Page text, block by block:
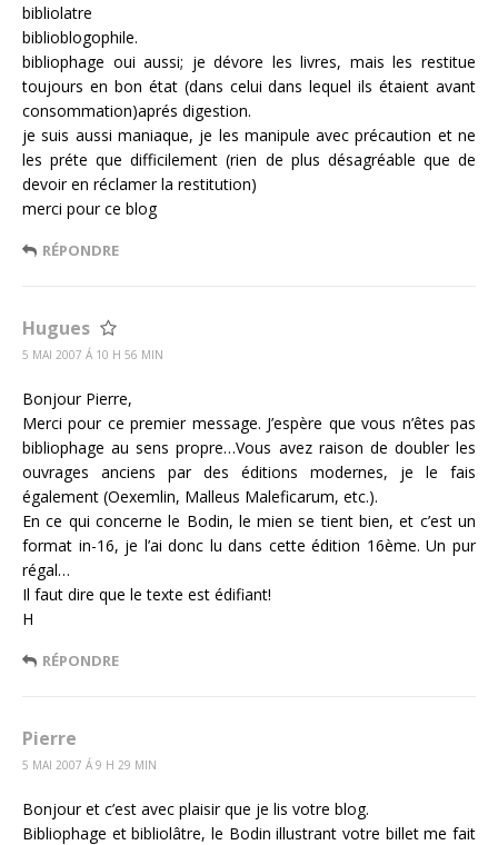
bibliolatre
biblioblogophile.
bibliophage oui aussi; je dévore les livres, mais les restitue
toujours en bon état (dans celui dans lequel ils étaient avant
consommation)aprés digestion.
je suis aussi maniaque, je les manipule avec précaution et ne
les préte que difficilement (rien de plus désagréable que de
devoir en réclamer la restitution)
merci pour ce blog
RÉPONDRE
Hugues
5 MAI 2007 Á 10 H 56 MIN
Bonjour Pierre,
Merci pour ce premier message. J’espère que vous n’êtes pas
bibliophage au sens propre…Vous avez raison de doubler les
ouvrages anciens par des éditions modernes, je le fais
également (Oexemlin, Malleus Maleficarum, etc.).
En ce qui concerne le Bodin, le mien se tient bien, et c’est un
format in-16, je l’ai donc lu dans cette édition 16ème. Un pur
régal…
Il faut dire que le texte est édifiant!
H
RÉPONDRE
Pierre
5 MAI 2007 Á 9 H 29 MIN
Bonjour et c’est avec plaisir que je lis votre blog.
Bibliophage et bibliolâtre, le Bodin illustrant votre billet me fait